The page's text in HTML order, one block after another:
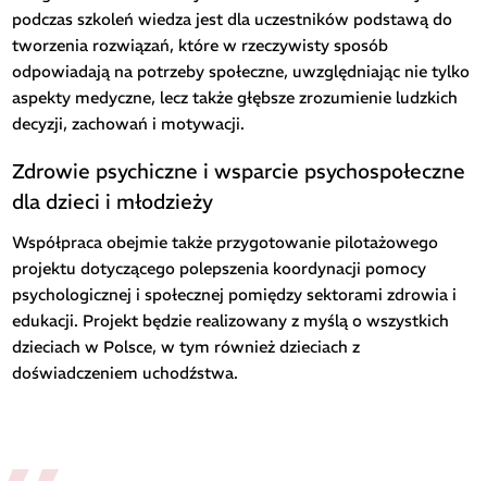
podczas szkoleń wiedza jest dla uczestników podstawą do
tworzenia rozwiązań, które w rzeczywisty sposób
odpowiadają na potrzeby społeczne, uwzględniając nie tylko
aspekty medyczne, lecz także głębsze zrozumienie ludzkich
decyzji, zachowań i motywacji.
Zdrowie psychiczne i wsparcie psychospołeczne
dla dzieci i młodzieży
Współpraca obejmie także przygotowanie pilotażowego
projektu dotyczącego polepszenia koordynacji pomocy
psychologicznej i społecznej pomiędzy sektorami zdrowia i
edukacji. Projekt będzie realizowany z myślą o wszystkich
dzieciach w Polsce, w tym również dzieciach z
doświadczeniem uchodźstwa.